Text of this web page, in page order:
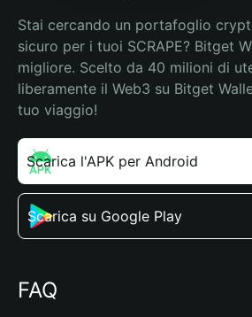
Stai cercando un portafoglio
sicuro per i tuoi SCRAPE? Bitget
migliore. Scelto da 40 milioni di
liberamente il Web3 su Bitget
tuo viaggio!
Scarica l'APK per Android
Scarica su Google Play
FAQ